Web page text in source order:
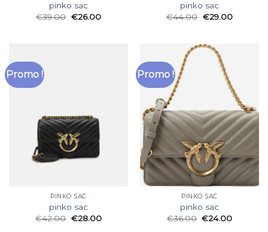
pinko sac
€39.00 €26.00
pinko sac
€44.00 €29.00
Promo !
PINKO SAC
pinko sac
€42.00 €28.00
Promo !
PINKO SAC
pinko sac
€36.00 €24.00